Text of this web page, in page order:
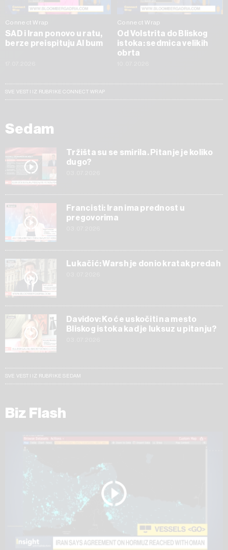
Connect Wrap
SAD i Iran ponovo u ratu,
berze preispituju AI bum
Connect Wrap
Od Volstrita do Bliskog
istoka: sedmica velikih
obrta
SVE VESTI IZ RUBRIKE CONNECT WRAP
Sedam
Tržišta su se smirila. Pitanje je koliko
dugo?
Francisti: Iran ima prednost u
pregovorima
Lukačić: Warsh je donio kratak predah
Davidov: Ko će uskočiti na mesto
Bliskog istoka kad je luksuz u pitanju?
SVE VESTI IZ RUBRIKE SEDAM
Biz Flash